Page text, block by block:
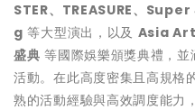
STER、TREASURE、
g 等大型演出，以及 Asia
盛典 等國際娛樂頒獎典禮，並
活動。在此高度密集且高規
熟的活動經驗與高效調度能力